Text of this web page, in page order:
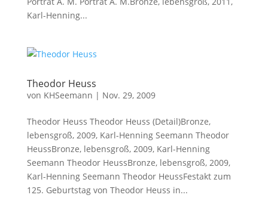
Karl-Henning...
Theodor Heuss
von KHSeemann | Nov. 29, 2009
Theodor Heuss Theodor Heuss (Detail)Bronze,
lebensgroß, 2009, Karl-Henning Seemann Theodor
HeussBronze, lebensgroß, 2009, Karl-Henning
Seemann Theodor HeussBronze, lebensgroß, 2009,
Karl-Henning Seemann Theodor HeussFestakt zum
125. Geburtstag von Theodor Heuss in...